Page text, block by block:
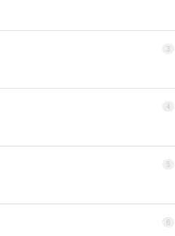
3
4
5
6